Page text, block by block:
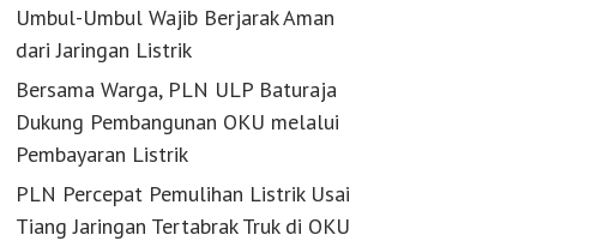
Umbul-Umbul Wajib Berjarak Aman
dari Jaringan Listrik
Bersama Warga, PLN ULP Baturaja
Dukung Pembangunan OKU melalui
Pembayaran Listrik
PLN Percepat Pemulihan Listrik Usai
Tiang Jaringan Tertabrak Truk di OKU